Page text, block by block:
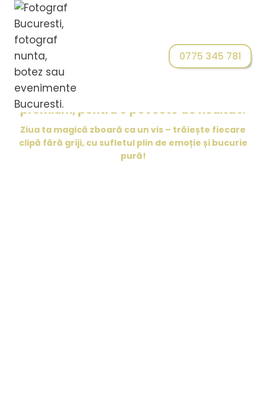
0775 345 781
Transformăm ziua nunții tale în amintiri
atemporale – Cadre spectaculoase,
emoții autentice, fără stres. Calitate
premium, pentru o poveste de neuitat!
Ziua ta magică zboară ca un vis – trăiește fiecare
clipă fără griji, cu sufletul plin de emoție și bucurie
pură!